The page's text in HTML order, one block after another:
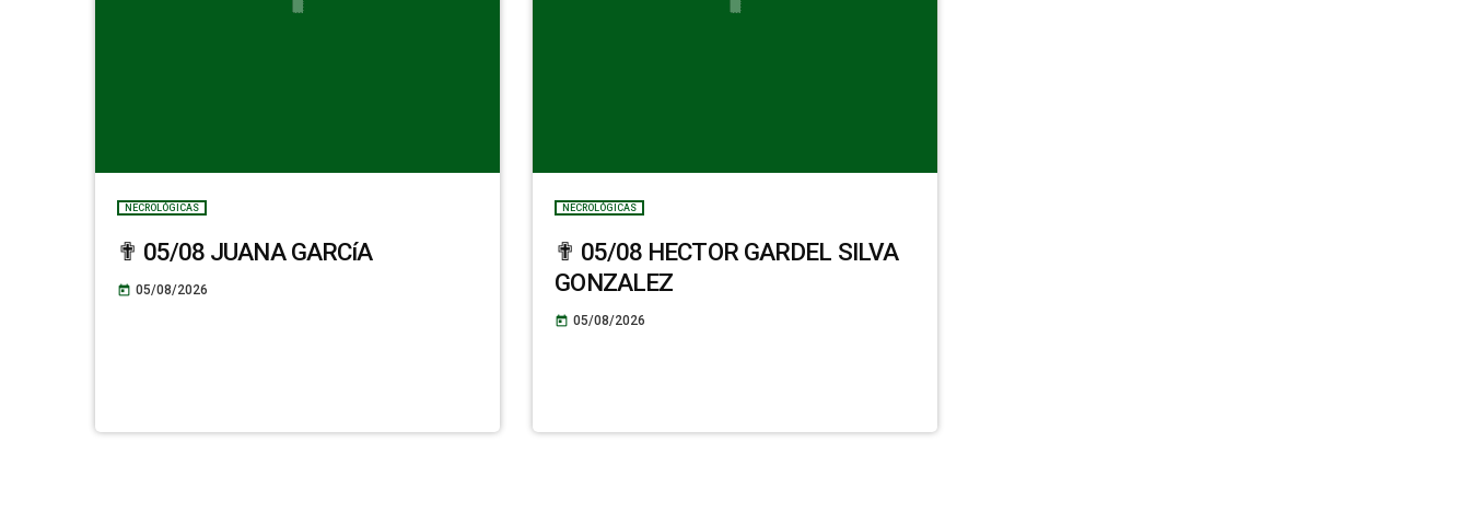
NECROLÓGICAS
✟ 05/08 JUANA GARCíA
today 05/08/2026
NECROLÓGICAS
✟ 05/08 HECTOR GARDEL SILVA
GONZALEZ
today 05/08/2026